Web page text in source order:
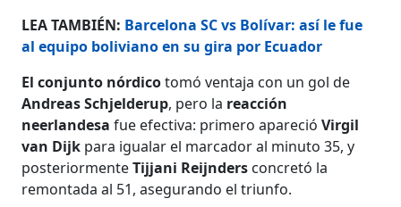
LEA TAMBIÉN: Barcelona SC vs Bolívar: así le fue
al equipo boliviano en su gira por Ecuador
El conjunto nórdicotomó ventaja con un gol de
Andreas Schjelderup, pero la reacción
neerlandesa fue efectiva: primero aparecióVirgil
van Dijk para igualar el marcador al minuto 35, y
posteriormenteTijjani Reijnders concretó la
remontada al 51, asegurando el triunfo.